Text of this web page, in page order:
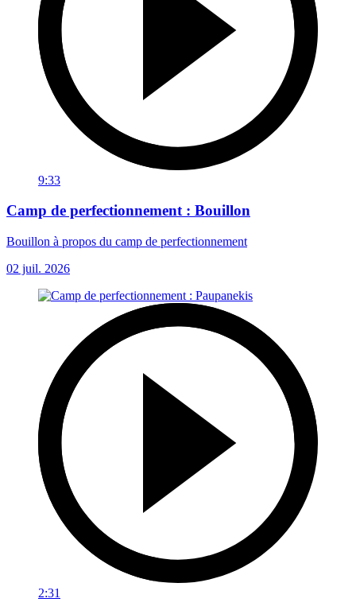
9:33
Camp de perfectionnement : Bouillon
Bouillon à propos du camp de perfectionnement
02 juil. 2026
2:31